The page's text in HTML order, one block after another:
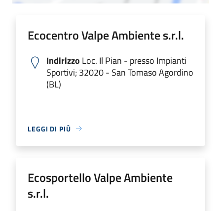
Ecocentro Valpe Ambiente s.r.l.
Indirizzo Loc. Il Pian - presso Impianti
Sportivi; 32020 - San Tomaso Agordino
(BL)
LEGGI DI PIÙ
Ecosportello Valpe Ambiente
s.r.l.